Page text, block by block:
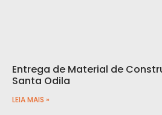
Entrega de Material de
Santa Odila
LEIA MAIS »